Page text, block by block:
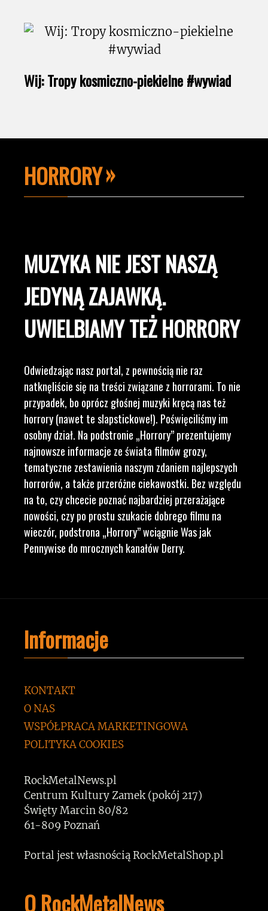
Wij: Tropy kosmiczno-piekielne #wywiad
HORRORY
MUZYKA NIE JEST NASZĄ
JEDYNĄ ZAJAWKĄ.
UWIELBIAMY TEŻ HORRORY
Odwiedzając nasz portal, z pewnością nie raz
natknęliście się na treści związane z horrorami. To nie
przypadek, bo oprócz głośnej muzyki kręcą nas też
horrory (nawet te slapstickowe!). Poświęciliśmy im
osobny dział. Na podstronie „Horrory” prezentujemy
najnowsze informacje ze świata filmów grozy,
tematyczne zestawienia naszym zdaniem najlepszych
horrorów, a także przeróżne ciekawostki. Bez względu
na to, czy chcecie poznać najbardziej przerażające
nowości, czy po prostu szukacie dobrego filmu na
wieczór, podstrona „Horrory” wciągnie Was jak
Pennywise do mrocznych kanałów Derry.
Informacje
KONTAKT
O NAS
WSPÓŁPRACA MARKETINGOWA
POLITYKA COOKIES
RockMetalNews.pl
Centrum Kultury Zamek (pokój 217)
Święty Marcin 80/82
61-809 Poznań
Portal jest własnością RockMetalShop.pl
O RockMetalNews